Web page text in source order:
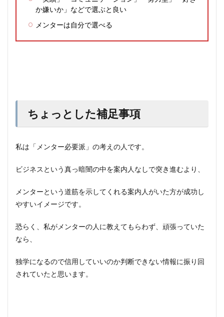
か嫌いか」などで選ぶと良い
メンターは自分で選べる
ちょっとした補足事項
私は「メンター必要派」の考えの人です。
ビジネスという真っ暗闇の中を案内人なしで突き進むより、
メンターという道筋を示してくれる案内人がいた方が成功し
やすいイメージです。
恐らく、私がメンターの人に教えてもらわず、頑張っていた
なら、
独学になるので信用していいのか判断できない情報に振り回
されていたと思います。